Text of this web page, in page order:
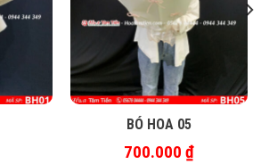
BÓ HOA 05
700.000 ₫